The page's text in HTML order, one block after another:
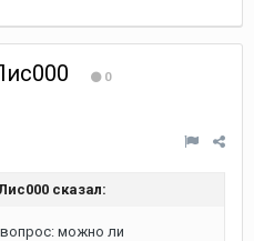
0
сказал:
можно ли